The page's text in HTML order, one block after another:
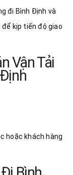
đi Bình Định và
kịp tiến độ giao
Vận Tải
hoặc khách hàng